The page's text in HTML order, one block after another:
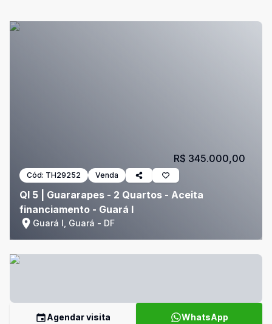
Cód: TH29252 Venda
QI 5 | Guararapes - 2 Quartos - Aceita
financiamento - Guará I
Guará I, Guará - DF
R$ 345.000,00
Agendar visita WhatsApp